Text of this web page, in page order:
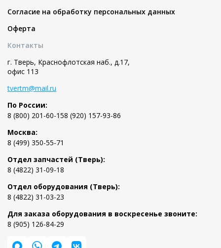
Согласие на обработку персональных данных
Оферта
Контакты
г. Тверь, Краснофлотская наб., д.17,
офис 113
tvertm@mail.ru
По России:
8 (800) 201-60-158 (920) 157-93-86
Москва:
8 (499) 350-55-71
Отдел запчастей (Тверь):
8 (4822) 31-09-18
Отдел оборудования (Тверь):
8 (4822) 31-03-23
Для заказа оборудования в воскресенье звоните:
8 (905) 126-84-29